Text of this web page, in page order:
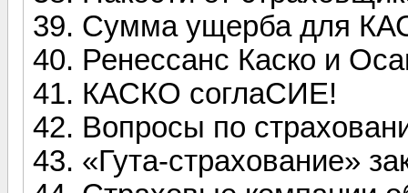
Сумма ущерба для
Ренессанс Каско и
КАСКО соглаСИЕ!
Вопросы по
«Гута-страхование»